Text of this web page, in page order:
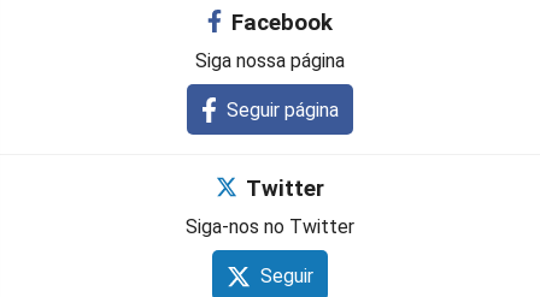
Facebook
Siga nossa página
Seguir página
Twitter
Siga-nos no Twitter
Seguir